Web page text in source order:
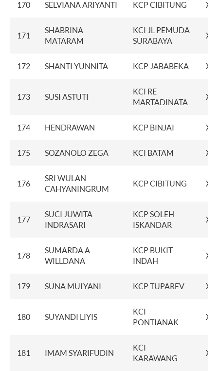
170 SELVIANA ARIYANTI KCP CIBITUNG
171
SHABRINA
MATARAM
KCI JL PEMUDA
SURABAYA
172 SHANTI YUNNITA KCP JABABEKA
173 SUSI ASTUTI
KCI RE
MARTADINATA
174 HENDRAWAN KCP BINJAI
175 SOZANOLO ZEGA KCI BATAM
176
SRI WULAN
CAHYANINGRUM
KCP CIBITUNG
177
SUCI JUWITA
INDRASARI
KCP SOLEH
ISKANDAR
178
SUMARDA A
WILLDANA
KCP BUKIT
INDAH
179 SUNA MULYANI KCP TUPAREV
180 SUYANDI LIYIS
KCI
PONTIANAK
181 IMAM SYARIFUDIN
KCI
KARAWANG